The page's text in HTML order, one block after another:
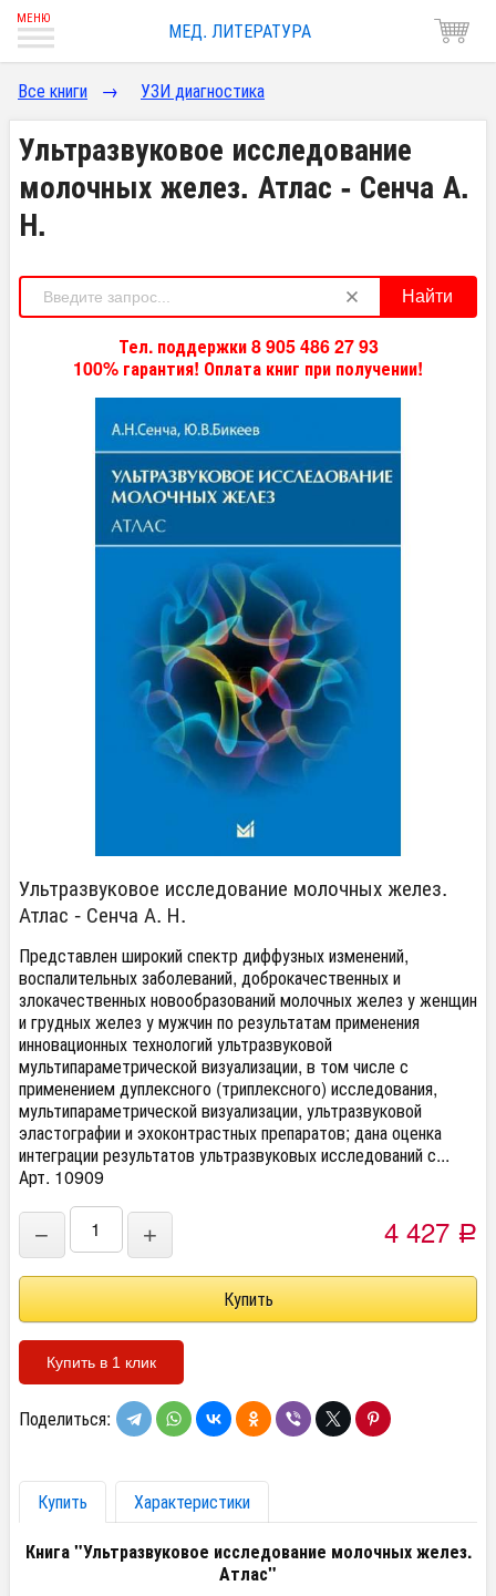
МЕД. ЛИТЕРАТУРА
Все книги → УЗИ диагностика
Ультразвуковое исследование
молочных желез. Атлас - Сенча А.
Н.
Найти
Тел. поддержки 8 905 486 27 93
100% гарантия! Оплата книг при получении!
Ультразвуковое исследование молочных желез.
Атлас - Сенча А. Н.
Представлен широкий спектр диффузных изменений,
воспалительных заболеваний, доброкачественных и
злокачественных новообразований молочных желез у женщин
и грудных желез у мужчин по результатам применения
инновационных технологий ультразвуковой
мультипараметрической визуализации, в том числе с
применением дуплексного (триплексного) исследования,
мультипараметрической визуализации, ультразвуковой
эластографии и эхоконтрастных препаратов; дана оценка
интеграции результатов ультразвуковых исследований с...
Арт. 10909
− + 4 427 Р
Купить в 1 клик
Поделиться:
Купить
Характеристики
Книга "Ультразвуковое исследование молочных желез.
Атлас"